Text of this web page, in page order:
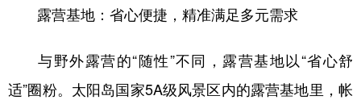
露营基地：省心便捷，精准满足多元需求
与野外露营的“随性”不同，露营基地以“省心舒
适”圈粉。太阳岛国家5A级风景区内的露营基地里，帐